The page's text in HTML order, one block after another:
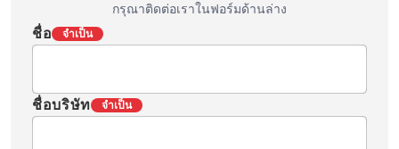
กรุณาติดต่อเราในฟอร์มด้านล่าง
ชื่อ จำเป็น
ชื่อบริษัท จำเป็น